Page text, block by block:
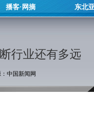
播客·网摘
东北
行业还有多远
中国新闻网